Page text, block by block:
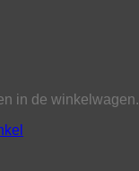
in de winkelwagen.